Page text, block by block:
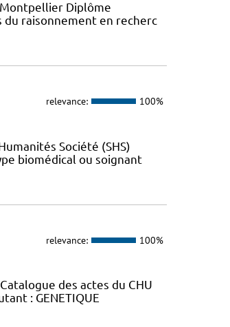
Diplôme
du raisonnement en recherc
relevance: 100%
Société (SHS)
biomédical ou soignant
relevance: 100%
des actes du CHU
: GENETIQUE